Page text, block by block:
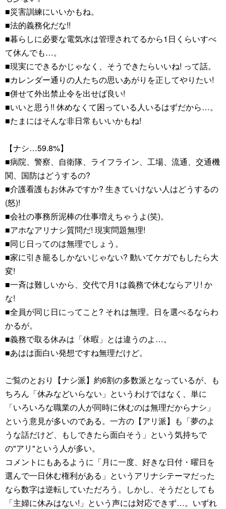
■災害訓練にいいかもね。
■法的義務化だな!!
■暮らしに必要な電気水は管理されてるから1日くらいすべ
て休んでも…。
■現実にできるかじゃなく、そうできたらいいね! って話。
■カレンダー通りの人たちの思いあがりを正してやりたい!
■併せて外出禁止令を出せば良い!
■いいと思う!! 休めなくて困っている人いるはずだから…。
■たまにはそんな非日常もいいかもね!
【ナシ…59.8%】
■病院、警察、自衛隊、ライフライン、工場、流通、交通機
関、国防はどうするの?
■介護看護もお休みですか? 生きていけない人はどうするの
(怒)!
■会社の事務所泥棒の仕事増えちゃうよ(笑)。
■アホなアリナシ質問だ! 現実問題無理!
■同じ日ってのは無理でしょう。
■家に引き籠るしかないじゃない? 動いてケガでもしたら大
変!
■一斉は難しいから、交代で月1は義務で休むならアリ! か
な!
■全員が同じ日にってこと? それは無理。日を選べるならわ
かるが。
■義務で取る休みは「休暇」とは違うのよ…。
■あはは面白い発想ですね無理だけど。
ご覧のとおり【ナシ派】約6割の多数派となっているが、も
ちろん「休みなどいらない」というわけではなく、単に
「いろいろな職業の人が同時に休むのは無理だからナシ」
という意見が多いのである。一方の【アリ派】も「夢のよ
うな話だけど、もしできたら面白そう」という気持ちで
の"アリ"という人が多い。
コメントにもあるように「月に一度、好きな日付・曜日を
選んで一日休む権利がある」というアリナシテーマだった
なら数字は逆転していただろう。しかし、そうだとしても
「主婦に休みはない!」という声には対応できず…。いずれ